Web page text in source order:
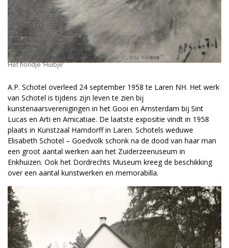
Het hondje ‘Huibje’
A.P. Schotel overleed 24 september 1958 te Laren NH. Het werk
van Schotel is tijdens zijn leven te zien bij
kunstenaarsverenigingen in het Gooi en Amsterdam bij Sint
Lucas en Arti en Amicatiae. De laatste expositie vindt in 1958
plaats in Kunstzaal Hamdorff in Laren. Schotels weduwe
Elisabeth Schotel – Goedvolk schonk na de dood van haar man
een groot aantal werken aan het Zuiderzeenuseum in
Enkhuizen. Ook het Dordrechts Museum kreeg de beschikking
over een aantal kunstwerken en memorabilla.